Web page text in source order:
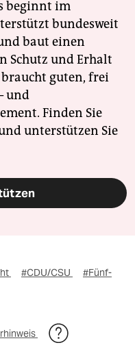
beginnt im
bundesweit
baut einen
Schutz und Erhalt
guten, frei
und
Finden Sie
unterstützen Sie
#CDU/CSU
#Fünf-